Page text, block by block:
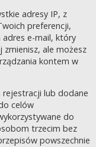
adresy IP, z
preferencji,
adres e-mail, który
ale możesz
kontem w
rejestracji lub dodane
celów
do
trzecim bez
powszechnie